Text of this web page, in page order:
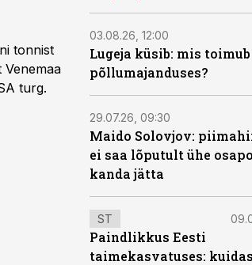
tonnist
turg.
03.08.26, 12:00
Lugeja küsib: mis
põllumajanduses?
29.07.26, 09:30
Maido Solovjov:
ei saa lõputult ühe
kanda jätta
ST
Paindlikkus Eesti
taimekasvatuses: kuidas